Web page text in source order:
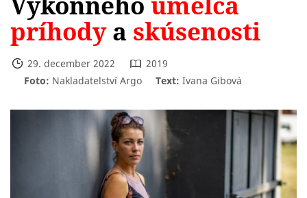
príhodya skúsenosti
29. december 2022
2019
Text: Ivana Gibová
Foto: Nakladatelství Argo